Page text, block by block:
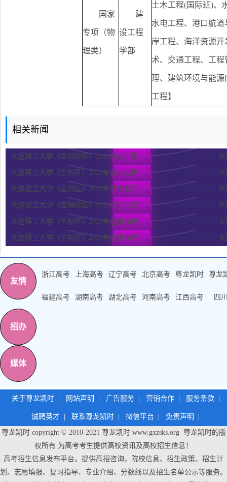
国家
专项（物
理类）
建
设工程
学部
土木工程(国际班)、
水电工程、港口航道
岸工程、海洋资源开
术、交通工程、工程
理、建筑环境与能源
工程】
相关新闻
大连理工大学（盘锦校区）2023年在宁夏...
大连理工大学（主校区）2023年在宁夏理...
大连理工大学（主校区）2023年在宁夏高...
大连理工大学（盘锦校区）2023年在青海...
大连理工大学（主校区）2023年在青海理...
大连理工大学（主校区）2023年在青海高...
友情
浙江高考 上海高考 辽宁高考 北京高考 尊龙凯时 尊龙
福建高考 湖南高考 湖北高考 河南高考 江西高考 四
招办
媒体
关于尊龙凯时 网站声明 广告服务 营销合作 服务条款
诚聘英才 联系尊龙凯时 微信平台 免责声明
尊龙凯时 copyright © 2010-2021 尊龙凯时www.gxzsks.org 尊龙凯时的版
权所有 为高考考生提供高校资讯及高校招生信息！
高考招生信息发布平台。提供高招咨询，院校信息、招生政策、招生计
划、志愿填报、复习指导、专业介绍、分数线以及招生名单公示等服务。